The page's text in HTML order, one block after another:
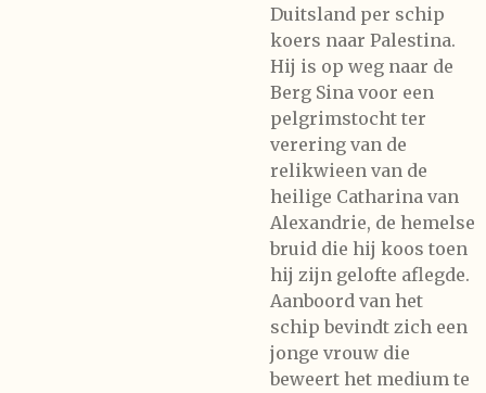
Duitsland per schip
koers naar Palestina.
Hij is op weg naar de
Berg Sina voor een
pelgrimstocht ter
verering van de
relikwieen van de
heilige Catharina van
Alexandrie, de hemelse
bruid die hij koos toen
hij zijn gelofte aflegde.
Aanboord van het
schip bevindt zich een
jonge vrouw die
beweert het medium te